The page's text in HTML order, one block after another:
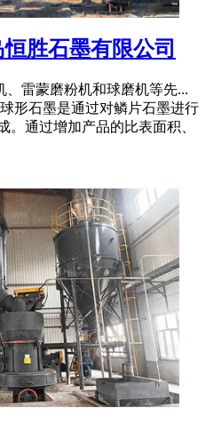
胜石墨有限公司
、雷蒙磨粉机和球磨机等先...
形石墨是通过对鳞片石墨进行
。通过增加产品的比表面积、